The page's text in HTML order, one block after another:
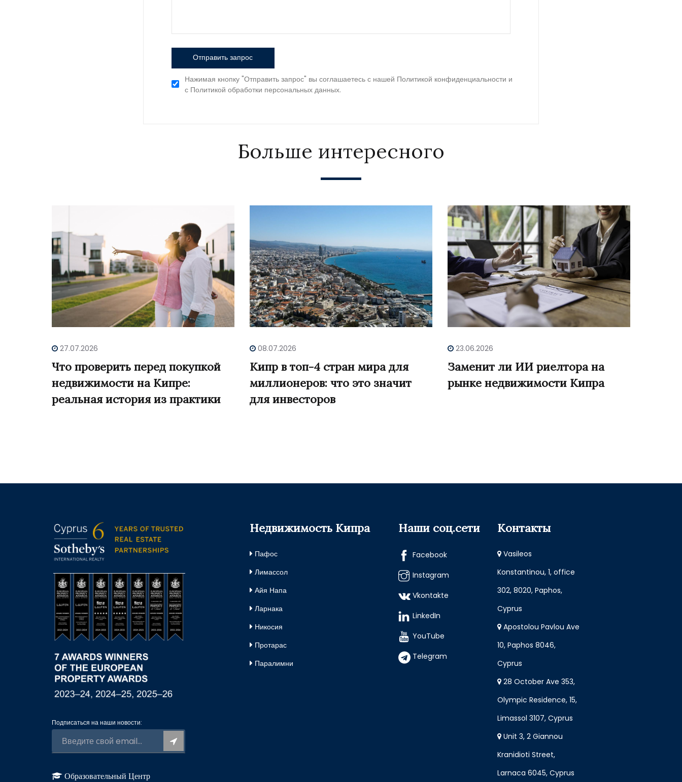
Отправить запрос
Нажимая кнопку "Отправить запрос" вы соглашаетесь с нашей Политикой конфиденциальности и
с Политикой обработки персональных данных.
Больше интересного
27.07.2026
Что проверить перед покупкой
недвижимости на Кипре:
реальная история из практики
08.07.2026
Кипр в топ-4 стран мира для
миллионеров: что это значит
для инвесторов
23.06.2026
Заменит ли ИИ риелтора на
рынке недвижимости Кипра
Подписаться на наши новости:
Образовательный Центр
Недвижимость Кипра
Пафос
Лимассол
Айя Напа
Ларнака
Никосия
Протарас
Паралимни
Наши соц.сети
Facebook
Instagram
Vkontakte
LinkedIn
YouTube
Telegram
Контакты
Vasileos
Konstantinou, 1, office
302, 8020, Paphos,
Cyprus
Apostolou Pavlou Ave
10, Paphos 8046,
Cyprus
28 October Ave 353,
Olympic Residence, 15,
Limassol 3107, Cyprus
Unit 3, 2 Giannou
Kranidioti Street,
Larnaca 6045, Cyprus